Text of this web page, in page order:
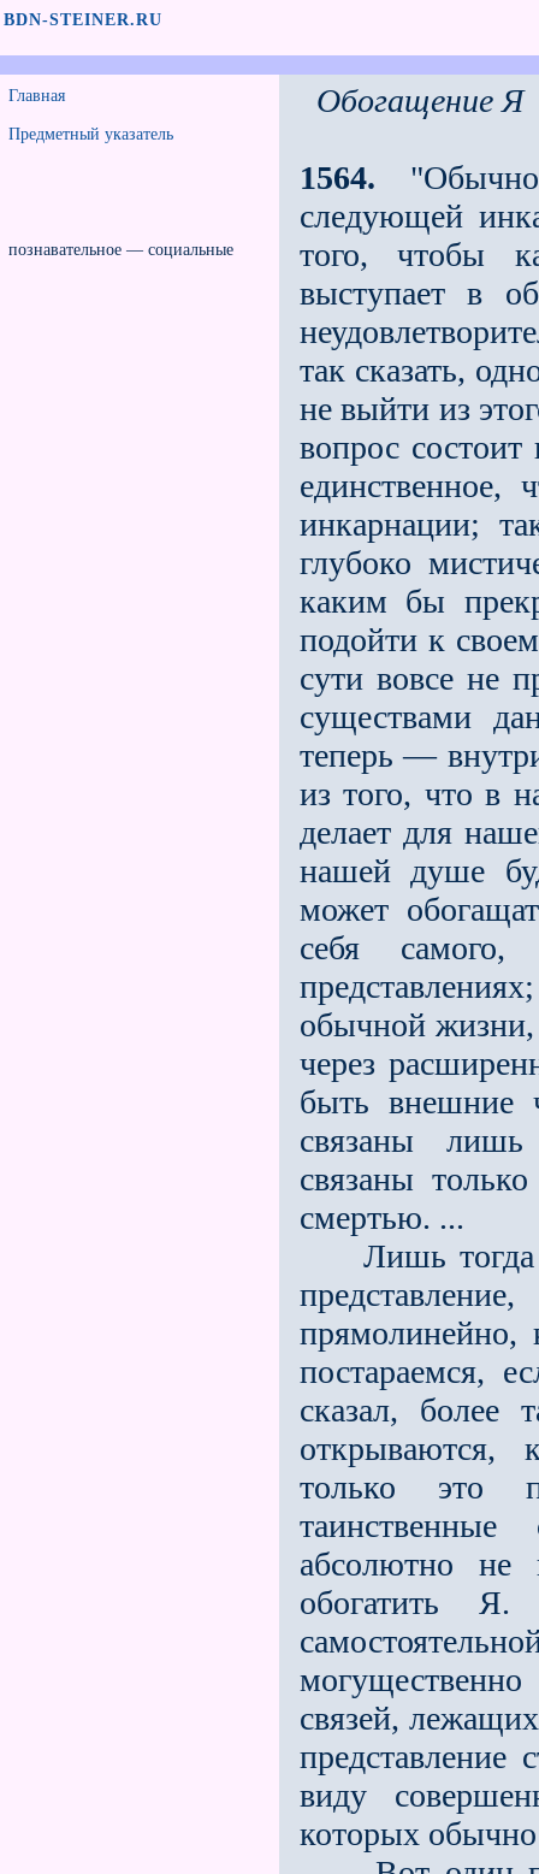
BDN-STEINER.RU
Главная
Предметный указатель
познавательное — социальные
Обогащение Я
1564.
следующей
то­го, чтобы
выступает в
так сказать,
не выйти из
вопрос
единственное,
инкарнации;
глубоко
каким бы
подойти к
сути вовсе не
существами
теперь —
из того, что в
делает для
нашей душе
может
себя
обычной жизни,
через
быть внешние
связаны
связаны
смертью. ...
Лишь тогда
прямолинейно,
постараемся,
сказал, более
открываются,
только это
абсолютно
обогатить
связей,
представление
виду
которых